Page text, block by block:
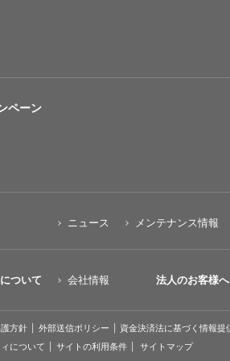
ペーン
ニュース メンテナンス情報
ついて 会社情報 法人のお客様へ
方針 外部送信ポリシー
資金決済法に基づく情報提
について
サイトの利用条件 サイトマップ